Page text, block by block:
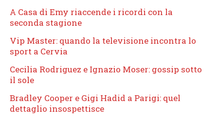
A Casa di Emy riaccende i ricordi con la
seconda stagione
Vip Master: quando la televisione incontra lo
sport a Cervia
Cecilia Rodriguez e Ignazio Moser: gossip sotto
il sole
Bradley Cooper e Gigi Hadid a Parigi: quel
dettaglio insospettisce